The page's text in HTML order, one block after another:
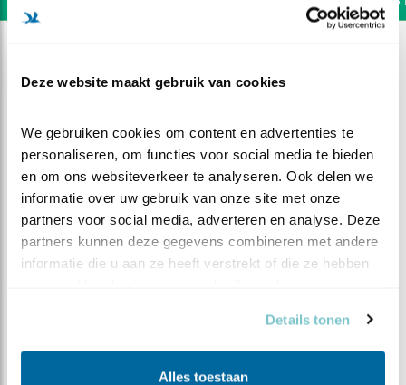
Deze website maakt gebruik van cookies
We gebruiken cookies om content en advertenties te
personaliseren, om functies voor social media te bieden
en om ons websiteverkeer te analyseren. Ook delen we
informatie over uw gebruik van onze site met onze
partners voor social media, adverteren en analyse. Deze
partners kunnen deze gegevens combineren met andere
informatie die u aan ze heeft verstrekt of die ze hebben
Details tonen
Alles toestaan
Torenvalk Bachelorette